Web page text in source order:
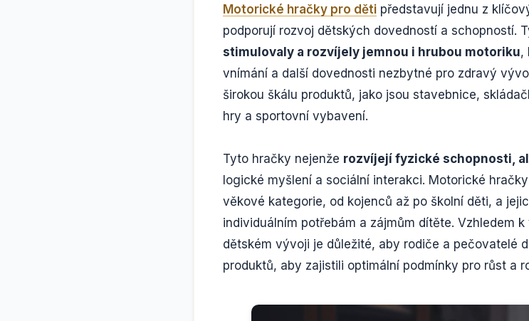
Motorické hračky pro děti představují jednu z
podporují rozvoj dětských dovedností a schopností.
stimulovaly a rozvíjely jemnou i hrubou motoriku,
vnímání a další dovednosti nezbytné pro zdravý
širokou škálu produktů, jako jsou stavebnice,
hry a sportovní vybavení.
Tyto hračky nejenže rozvíjejí fyzické schopnosti,
logické myšlení a sociální interakci. Motorické
věkové kategorie, od kojenců až po školní děti, a
individuálním potřebám a zájmům dítěte. Vzhledem
dětském vývoji je důležité, aby rodiče a pečovatelé
produktů, aby zajistili optimální podmínky pro růst a